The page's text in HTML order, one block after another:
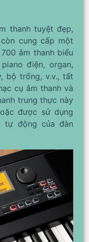
thanh tuyệt đẹp,
cung cấp một
âm thanh biểu
điện, organ,
bộ trống, v.v., tất
cụ âm thanh và
trung thực này
được sử dụng
tự động của đàn